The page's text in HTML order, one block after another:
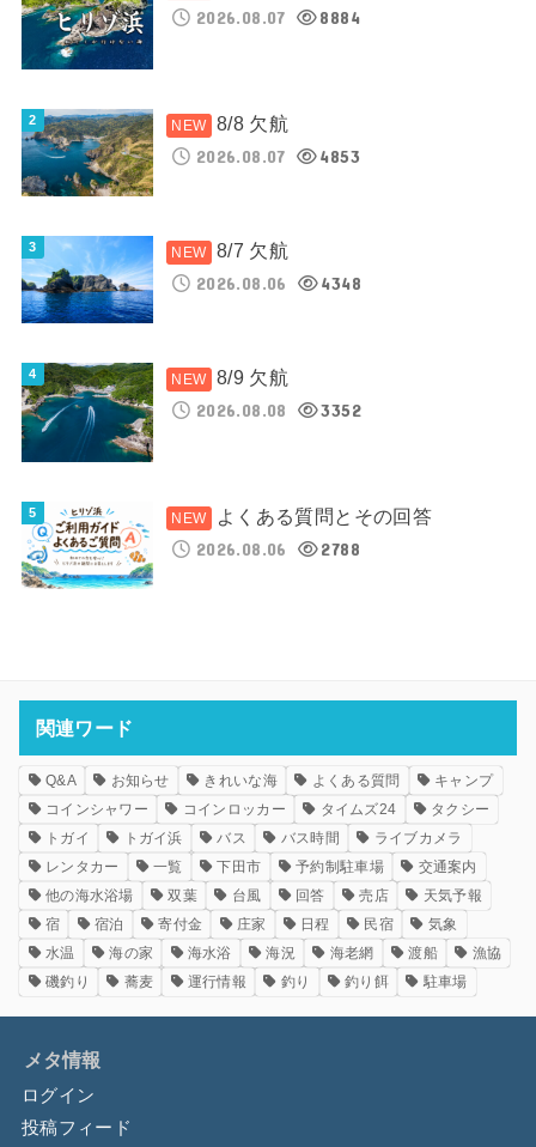
2026.08.07
8884
8/8 欠航
2026.08.07
4853
8/7 欠航
2026.08.06
4348
8/9 欠航
2026.08.08
3352
よくある質問とその回答
2026.08.06
2788
関連ワード
Q&A お知らせ きれいな海 よくある質問
キャンプ
コインシャワー
コインロッカー タイムズ24
タクシー
トガイ
トガイ浜 バス バス時間
ライブカメラ
レンタカー
一覧 下田市 予約制駐車場
交通案内
他の海水浴場
双葉 台風 回答 売店
天気予報
宿
宿泊 寄付金 庄家 日程 民宿
気象
水温
海の家 海水浴 海況 海老網 渡船
漁協
磯釣り
蕎麦 運行情報 釣り 釣り餌 駐車場
メタ情報
ログイン
投稿フィード